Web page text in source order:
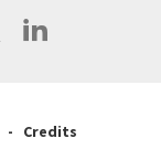
Credits